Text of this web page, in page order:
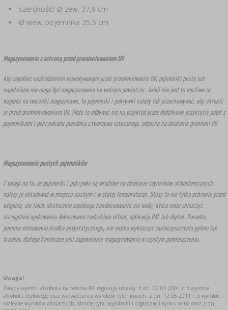
szerokość/ Ø zew. 37,9 cm
Ø wew. pojemnika 35,5 cm
Magazynowanie z ochroną przed promieniowaniem UV
Aby zapobiec uszkodzeniom wywoływanym przez promieniowanie UV, pojemniki puste lub
napełnione nie mogą być magazynowane na wolnym powietrzu. Jeżeli nie jest to możliwe ze
względu na warunki magazynowe, to pojemniki i pokrywki należy tak przechowywać, aby chronić
je przed promieniowaniem UV. Może to odbywać się na przykład przez dodatkowe przykrycie palet z
pojemnikami i pokrywkami plandeką z tworzywa sztucznego, odporną na działanie promieni UV.
Magazynowanie pustych pojemników
Z uwagi na to, że pojemniki i pokrywki są wrażliwe na działanie czynników atmosferycznych,
należy je składować w miejscu suchym i w stałej temperaturze. Służy to nie tylko ochronie przed
wilgocią, ale także skutecznie zapobiega kondensowaniu się wody, która może zniszczyć
szczególnie opakowania dekorowane nadrukiem offset, aplikacją IML lub digital. Ponadto,
pomimo stosowania środka antystatycznego, nie można wykluczyć zanieczyszczenia pyłem lub
brudem, dlatego konieczne jest zapewnienie magazynowania w czystym pomieszczeniu.
Uwaga!
Zasady wyrobu alkoholu na terenie RP regulują ustawy: z dn. 02.03.2001 r. o wyrobie
alkoholu etylowego oraz wytwarzaniu wyrobów tytoniowych: z dn. 12.05.2011 r. o wyrobie i
rozlewie wyrobów winiarskich, obrocie tymi wyrobami i organizacji rynku wina oraz z dn.